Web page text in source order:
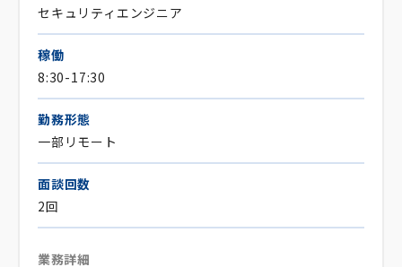
セキュリティエンジニア
稼働
8:30-17:30
勤務形態
一部リモート
面談回数
2回
業務詳細